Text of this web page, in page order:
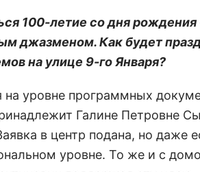
100-летие со дня
джазменом. Как будет
на улице 9-го Января?
на уровне программных
Галине Петровне
в центр подана, но даже
уровне. То же и с